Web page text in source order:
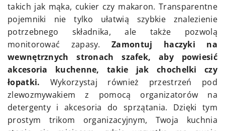
takich jak mąka, cukier czy makaron. Transparentne
pojemniki nie tylko ułatwią szybkie znalezienie
potrzebnego składnika, ale także pozwolą
monitorować zapasy.Zamontuj haczyki na
wewnętrznych stronach szafek, aby powiesić
akcesoria kuchenne, takie jak chochelki czy
łopatki. Wykorzystaj również przestrzeń pod
zlewozmywakiem z pomocą organizatorów na
detergenty i akcesoria do sprzątania. Dzięki tym
prostym trikom organizacyjnym, Twoja kuchnia